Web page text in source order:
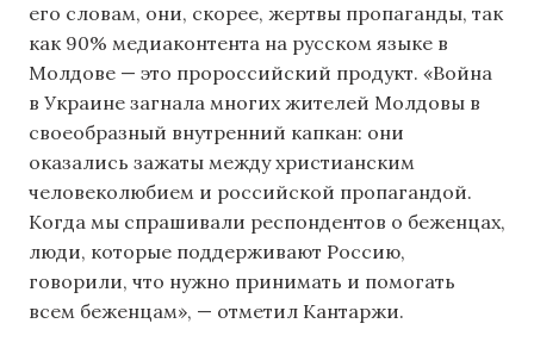
его словам, они, скорее, жертвы пропаганды, так
как 90% медиаконтента на русском языке в
Молдове — это пророссийский продукт. «Война
в Украине загнала многих жителей Молдовы в
своеобразный внутренний капкан: они
оказались зажаты между христианским
человеколюбием и российской пропагандой.
Когда мы спрашивали респондентов о беженцах,
люди, которые поддерживают Россию,
говорили, что нужно принимать и помогать
всем беженцам», — отметил Кантаржи.